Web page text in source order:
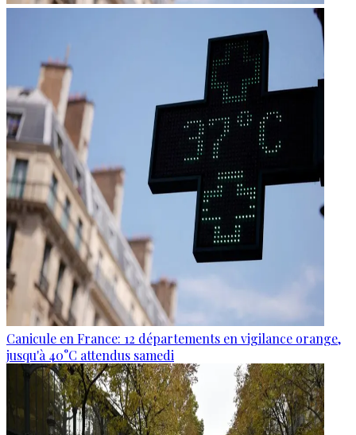
Canicule en France: 12 départements en vigilance orange,
jusqu'à 40°C attendus samedi